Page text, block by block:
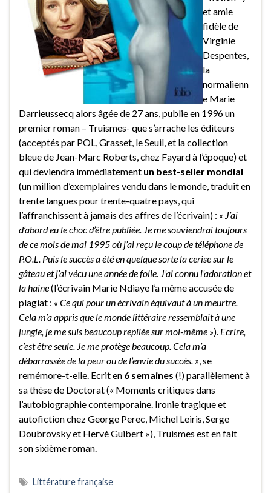
et amie
fidèle de
Virginie
Despentes,
la
normalienn
e Marie
Darrieussecq alors âgée de 27 ans, publie en 1996 un
premier roman – Truismes- que s’arrache les éditeurs
(acceptés par POL, Grasset, le Seuil, et la collection
bleue de Jean-Marc Roberts, chez Fayard à l’époque) et
qui deviendra immédiatement un best-seller mondial
(un million d’exemplaires vendu dans le monde, traduit en
trente langues pour trente-quatre pays, qui
l’affranchissent à jamais des affres de l’écrivain) : « J’ai
d’abord eu le choc d’être publiée. Je me souviendrai toujours
de ce mois de mai 1995 où j’ai reçu le coup de téléphone de
P.O.L. Puis le succès a été en quelque sorte la cerise sur le
gâteau et j’ai vécu une année de folie. J’ai connu l’adoration et
la haine(l’écrivain Marie Ndiaye l’a même accusée de
plagiat : « Ce qui pour un écrivain équivaut à un meurtre.
Cela m’a appris que le monde littéraire ressemblait à une
jungle, je me suis beaucoup repliée sur moi-même »). Ecrire,
c’est être seule. Je me protège beaucoup. Cela m’a
débarrassée de la peur ou de l’envie du succès. » , se
remémore-t-elle. Ecrit en 6 semaines (!) parallèlement à
sa thèse de Doctorat (« Moments critiques dans
l’autobiographie contemporaine. Ironie tragique et
autofiction chez George Perec, Michel Leiris, Serge
Doubrovsky et Hervé Guibert »), Truismes est en fait
son sixième roman.
Littérature française